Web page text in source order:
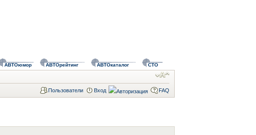
АВТОюмор АВТОрейтинг АВТОкаталог СТО
Пользователи Вход FAQ